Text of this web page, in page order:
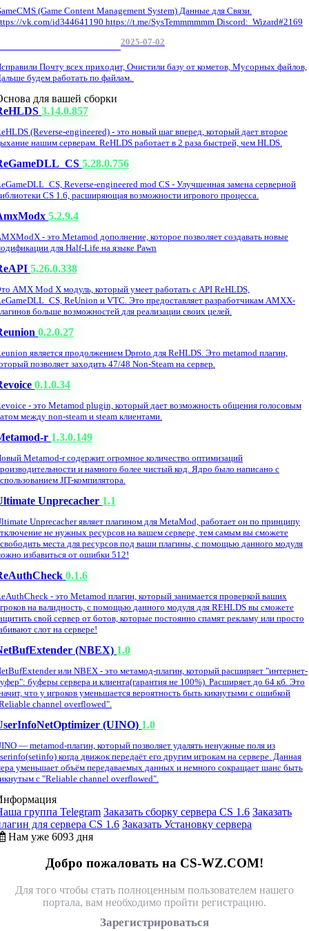
(Game Content Management System) Данные для Связи.
vk.com/id344641190 https://t.me/SysTemmmmmm Discord: Wizard#2169
2025-07-02
Почту всех приходит, Очистили базу от кометов, Мусорных файлов,
будем работать по файлам.
для вашей сборки
3.14.0.857
(Reverse-engineered) - это новый шаг вперед, который дает второе
нашим серверам. ReHLDS работает в 2 раза быстрей, чем HLDS.
5.28.0.756
Reverse-engineered mod CS - Улучшенная замена серверной
CS 1.6, расширяющая возможности игрового процесса.
5.2.9.4
- это Metamod дополнение, которое позволяет создавать новые
для Half-Life на языке Pawn
5.26.0.338
AMX Mod X модуль, который умеет работать с API ReHLDS,
ReUnion и VTC. Это предоставляет разработчикам AMXX-
больше возможностей для реализации своих целей.
0.2.0.27
является продолжением Dproto для ReHLDS. Это metamod плагин,
позволяет заходить 47/48 Non-Steam на сервер.
0.1.0.34
- это Metamod plugin, который дает возможность общения голосовым
между non-steam и steam клиентами.
r 1.3.0.149
Metamod-r содержит огромное количество оптимизаций
и намного более чистый код. Ядро было написано с
JIT-компилятора.
Unprecacher 1.1
Unprecacher являет плагином для MetaMod, работает он по принципу
не нужных ресурсов на вашем сервере, тем самым вы сможете
места для ресурсов под ваши плагины, с помощью данного модуля
избавиться от ошибки 512!
0.1.6
- это Metamod плагин, который занимается проверкой ваших
на валидность, с помощью данного модуля для REHLDS вы сможете
свой сервер от ботов, которые постоянно спамят рекламу или просто
слот на сервере!
(NBEX) 1.0
или NBEX - это метамод-плагин, который расширяет "интернет-
буферы сервера и клиента(гарантия не 100%). Расширяет до 64 кб. Это
что у игроков уменьшается вероятность быть кикнутыми с ошибкой
channel overflowed".
(UINO) 1.0
— metamod-плагин, который позволяет удалять ненужные поля из
когда движок передаёт его другим игрокам на сервере. Данная
уменьшает объём передаваемых данных и немного сокращает шанс быть
с "Reliable channel overflowed".
группа Telegram Заказать сборку сервера CS 1.6 Заказать
для сервера CS 1.6 Заказать Установку сервера
Нам уже 6093 дня
Добро пожаловать на CS-WZ.COM!
Для того чтобы стать полноценным пользователем нашего
портала, вам необходимо пройти регистрацию.
Зарегистрироваться